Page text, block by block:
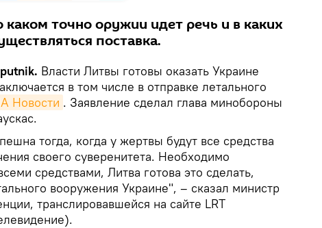
каком точно оружии идет речь и в каких
поставка.
Власти Литвы готовы оказать Украине
в том числе в отправке летального
Новости . Заявление сделал глава минобороны
тогда, когда у жертвы будут все средства
своего суверенитета. Необходимо
средствами, Литва готова это сделать,
вооружения Украине", – сказал министр
транслировавшейся на сайте LRT